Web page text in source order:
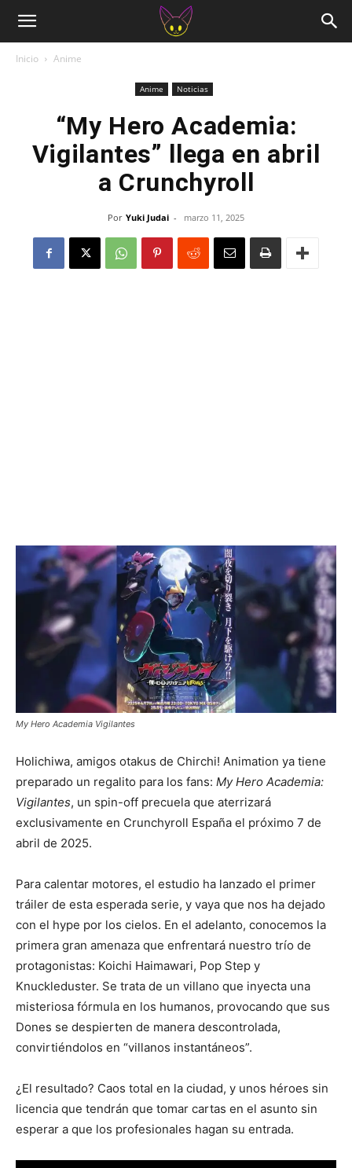
Inicio Anime
Anime Noticias
“My Hero Academia:
Vigilantes” llega en abril
a Crunchyroll
Por Yuki Judai - marzo 11, 2025
My Hero Academia Vigilantes
Holichiwa, amigos otakus de Chirchi! Animation ya tiene
preparado un regalito para los fans: My Hero Academia:
Vigilantes, un spin-off precuela que aterrizará
exclusivamente en Crunchyroll España el próximo 7 de
abril de 2025.
Para calentar motores, el estudio ha lanzado el primer
tráiler de esta esperada serie, y vaya que nos ha dejado
con el hype por los cielos. En el adelanto, conocemos la
primera gran amenaza que enfrentará nuestro trío de
protagonistas: Koichi Haimawari, Pop Step y
Knuckleduster. Se trata de un villano que inyecta una
misteriosa fórmula en los humanos, provocando que sus
Dones se despierten de manera descontrolada,
convirtiéndolos en “villanos instantáneos”.
¿El resultado? Caos total en la ciudad, y unos héroes sin
licencia que tendrán que tomar cartas en el asunto sin
esperar a que los profesionales hagan su entrada.